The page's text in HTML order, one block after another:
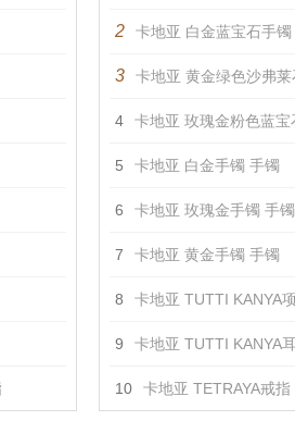
2 卡地亚 白金蓝宝石手镯
3 卡地亚 黄金绿色沙弗莱石
4 卡地亚 玫瑰金粉色蓝宝
5 卡地亚 白金手镯 手镯
6 卡地亚 玫瑰金手镯 手镯
7 卡地亚 黄金手镯 手镯
8 卡地亚 TUTTI KANYA
9 卡地亚 TUTTI KANYA
10 卡地亚 TETRAYA戒指